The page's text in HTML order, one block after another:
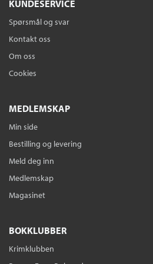
KUNDESERVICE
Spørsmål og svar
Kontakt oss
Om oss
Cookies
MEDLEMSKAP
Min side
Bestilling og levering
Meld deg inn
Medlemskap
Magasinet
BOKKLUBBER
Krimklubben